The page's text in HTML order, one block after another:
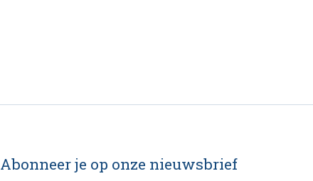
Abonneer je op onze nieuwsbrief